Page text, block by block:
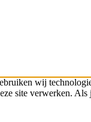
wij
site verwerken.